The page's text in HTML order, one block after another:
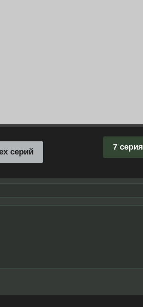
7 серия
серий